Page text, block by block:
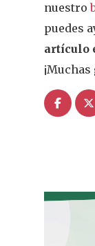
nuestro
puedes
artículo